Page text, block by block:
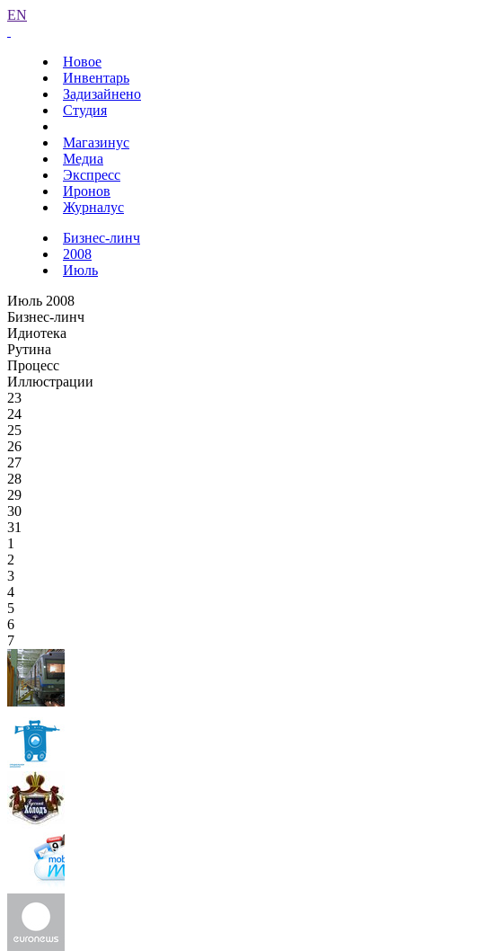
EN
Новое
Инвентарь
Задизайнено
Студия
Магазинус
Медиа
Экспресс
Иронов
Журналус
Бизнес-линч
2008
Июль
Июль 2008
Бизнес-линч
Идиотека
Рутина
Процесс
Иллюстрации
23
24
25
26
27
28
29
30
31
1
2
3
4
5
6
7